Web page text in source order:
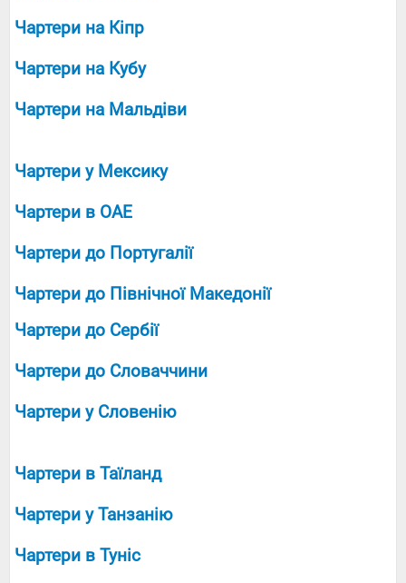
Чартери на Кіпр
Чартери на Кубу
Чартери на Мальдіви
Чартери у Мексику
Чартери в ОАЕ
Чартери до Португалії
Чартери до Північної Македонії
Чартери до Сербії
Чартери до Словаччини
Чартери у Словенію
Чартери в Таїланд
Чартери у Танзанію
Чартери в Туніс